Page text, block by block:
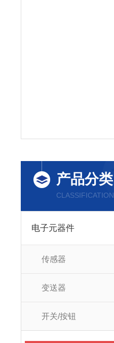
产品分类
CLASSIFICATION
电子元器件
传感器
变送器
开关/按钮